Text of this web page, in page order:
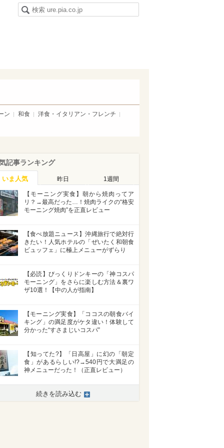
ン 和食 洋食・イタリアン・フレンチ
記事ランキング
いま人気 昨日 1週間
【モーニング実食】朝から焼肉ってア
リ？→最高だった…！焼肉ライクの“格安
モーニング焼肉”を正直レビュー
【食べ放題ニュース】沖縄旅行で絶対行
きたい！人気ホテルの「ぜいたく和朝食
ビュッフェ」に極上メニューがずらり
【必読】びっくりドンキーの「神コスパ
モーニング」をさらに楽しむ方法＆裏ワ
ザ10選！【中の人が指南】
【モーニング実食】「ココスの朝食バイ
キング」の満足度がケタ違い！体験して
分かった“すさまじいコスパ”
【知ってた?】「日高屋」に幻の「朝定
食」があるらしい!?→540円で大満足の
神メニューだった！（正直レビュー）
続きを読み込む